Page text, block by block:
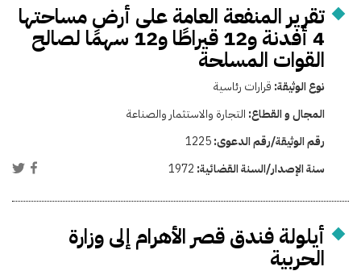
تقرير المنفعة العامة على أرض مساحتها
4 أفدنة و12 قيراطًا و12 سهمًا لصالح
القوات المسلحة
نوع الوثيقة: قرارات رئاسية
المجال و القطاع: التجارة والاستثمار والصناعة
رقم الوثيقة/رقم الدعوى:1225
سنة الإصدار/السنة القضائية: 1972
أيلولة فندق قصر الأهرام إلى وزارة
الحربية